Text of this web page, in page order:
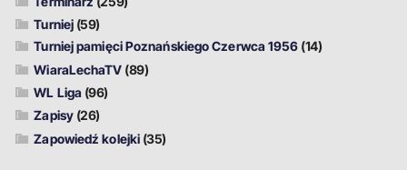
Turniej (59)
Turniej pamięci Poznańskiego Czerwca 1956 (14)
WiaraLechaTV (89)
WL Liga (96)
Zapisy(26)
Zapowiedź kolejki (35)